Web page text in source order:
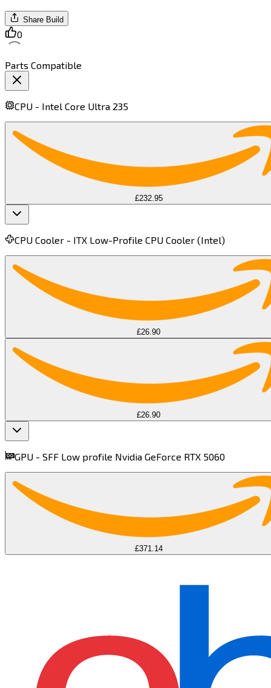
Share Build
0
Parts Compatible
CPU - Intel Core Ultra 235​​​​‌ ‍ ​‍​‍‌‍ ‌ ​‍‌‍‍‌‌‍‌ ‌‍‍‌‌‍ ‍​‍​‍​ ‍‍​‍​‍‌ ​ ‌‍​‌‌‍ ‍‌‍‍‌‌ ‌​‌ ‍‌​‍ ‍‌‍‍‌‌‍ ​‍​‍​‍ ​​‍​‍‌‍‍​‌ ​‍‌‍‌‌‌‍‌‍​‍​‍​ ‍‍​‍​‍​‍ ‌‍​‌‌‍‌​‌‍ ‌‌‍‍‌‌‍ ‍​‍ ‌‍‍‌‌‍ ‍‌ ‌​‌‍‌‌‌‍ ‍‌ ‌​​‍ ‌‍‌‌‌‍‌​‌‍‍‌‌ ‌​​‍ ‌‍ ‌‌‍ ‌‍‌​‌‍‌‌​ ‌‌ ​​‌ ​‍‌‍‌‌‌ ​ ‌‍‌‌‌‍ ‍‌ ‌​‌‍​‌‌ ‌​‌‍‍‌‌‍ ‌‍ ‍​ ‍ ‌‍‍‌‌‍‌​​ ‌‌‍​ ‌‍‌‌‌‍‌‌​ ​‌​ ​​‌‍​‍​ ​​‌‍​‍​‍ ‌‌‍‌‍​ ‌‍‌‍​‌​ ​ ​‍ ‌​ ‌​‌‍‌‌​ ​‍​ ‌‍​‍ ‌​ ‍‌​ ​‌​ ‌ ‌‍​ ​‍ ‌‌‍​ ‌‍​‍‌‍‌‍‌‍​‍‌‍‌‌‌‍‌‍‌‍​ ​ ​​‌‍​‌​ ​‍‌‍​ ​ ‌ ​ ‍ ‌ ‌​‌ ‍‌‌ ​​‌‍‌‌​ ‌‌‍​ ‌ ​​‌ ‌‌​ ‍ ‌ ​​‌‍​‌‌ ‌​‌‍‍​​ ‌‌‍ ‍‌‍​‌‌‍ ‌‌‍‌‌​ ‌‍​‍‌‍​‌‌ ​ ‌‍‌‌‌‌‌‌‌ ​‍‌‍ ​​ ‌​‍‌‌​ ​‍‌​‌‍‌‍​‌‌‍‌​‌‍ ‌‌‍‍‌‌‍ ‍​‍‌‍‌‍‍‌‌‍‌​​ ‌‌‍​ ‌‍‌‌‌‍‌‌​ ​‌​ ​​‌‍​‍​ ​​‌‍​‍​‍ ‌‌‍‌‍​ ‌‍‌‍​‌​ ​ ​‍ ‌​ ‌​‌‍‌‌​ ​‍​ ‌‍​‍ ‌​ ‍‌​ ​‌​ ‌ ‌‍​ ​‍ ‌‌‍​ ‌‍​‍‌‍‌‍‌‍​‍‌‍‌‌‌‍‌‍‌‍​ ​ ​​‌‍​‌​ ​‍‌‍​ ​ ‌ ​‍‌‍‌ ‌​‌ ‍‌‌ ​​‌‍‌‌​ ‌‌‍​ ‌ ​​‌ ‌‌​‍‌‍‌ ​​‌‍​‌‌ ‌​‌‍‍​​ ‌‌‍ ‍‌‍​‌‌‍ ‌‌‍‌‌​‍‌‍‌ ​​‌‍‌‌‌ ​‍‌ ​ ‌ ​​‌‍‌‌‌‍​ ‌ ‌​‌‍‍‌‌ ‌‍‌‍‌‌​ ‌‌ ​​‌ ‌‌‌‍​‍‌‍ ​‌‍‍‌‌ ​ ‌‍‍​‌‍‌‌‌‍‌​​‍​‍‌ ‌
£232.95
find more on cpus.gg
£232.95
CPU Cooler - ITX Low-Profile CPU Cooler (Intel)​​​​‌ ‍ ​‍​‍‌‍ ‌ ​‍‌‍‍‌‌‍‌ ‌‍‍‌‌‍ ‍​‍​‍​ ‍‍​‍​‍‌ ​ ‌‍​‌‌‍ ‍‌‍‍‌‌ ‌​‌ ‍‌​‍ ‍‌‍‍‌‌‍ ​‍​‍​‍ ​​‍​‍‌‍‍​‌ ​‍‌‍‌‌‌‍‌‍​‍​‍​ ‍‍​‍​‍​‍ ‌‍​‌‌‍‌​‌‍ ‌‌‍‍‌‌‍ ‍​‍ ‌‍‍‌‌‍ ‍‌ ‌​‌‍‌‌‌‍ ‍‌ ‌​​‍ ‌‍‌‌‌‍‌​‌‍‍‌‌ ‌​​‍ ‌‍ ‌‌‍ ‌‍‌​‌‍‌‌​ ‌‌ ​​‌ ​‍‌‍‌‌‌ ​ ‌‍‌‌‌‍ ‍‌ ‌​‌‍​‌‌ ‌​‌‍‍‌‌‍ ‌‍ ‍​ ‍ ‌‍‍‌‌‍‌​​ ‌​ ​ ‌‍‌‍​ ​‍​ ‍​​ ‌​​ ‌​‌‍‌​‌‍‌‌​‍ ‌​ ‌‌​ ‌ ‌‍‌‌​ ‌​​‍ ‌​ ‌​​ ‍‌​ ​‌‌‍‌‍​‍ ‌‌‍​‌​ ​​​ ​‌‌‍‌‌​‍ ‌​ ‌‌‌‍​ ​ ​‍‌‍‌‍‌‍‌​‌‍​‍​ ​‍​ ​ ​ ‌‍​ ​​​ ​ ​ ‌​​ ‍ ‌ ‌​‌ ‍‌‌ ​​‌‍‌‌​ ‌‌‍​ ‌ ​​‌ ‌‌‌‍​ ‌‍ ‌‍ ‌‍ ​‌‍‌‌‌ ​‍​ ‍ ‌ ​​‌‍​‌‌ ‌​‌‍‍​​ ‌‌‍ ‍‌‍​‌‌‍ ‌‌‍‌‌​ ‌‍​‍‌‍​‌‌ ​ ‌‍‌‌‌‌‌‌‌ ​‍‌‍ ​​ ‌​‍‌‌​ ​‍‌​‌‍‌‍​‌‌‍‌​‌‍ ‌‌‍‍‌‌‍ ‍​‍‌‍‌‍‍‌‌‍‌​​ ‌​ ​ ‌‍‌‍​ ​‍​ ‍​​ ‌​​ ‌​‌‍‌​‌‍‌‌​‍ ‌​ ‌‌​ ‌ ‌‍‌‌​ ‌​​‍ ‌​ ‌​​ ‍‌​ ​‌‌‍‌‍​‍ ‌‌‍​‌​ ​​​ ​‌‌‍‌‌​‍ ‌​ ‌‌‌‍​ ​ ​‍‌‍‌‍‌‍‌​‌‍​‍​ ​‍​ ​ ​ ‌‍​ ​​​ ​ ​ ‌​​‍‌‍‌ ‌​‌ ‍‌‌ ​​‌‍‌‌​ ‌‌‍​ ‌ ​​‌ ‌‌‌‍​ ‌‍ ‌‍ ‌‍ ​‌‍‌‌‌ ​‍​‍‌‍‌ ​​‌‍​‌‌ ‌​‌‍‍​​ ‌‌‍ ‍‌‍​‌‌‍ ‌‌‍‌‌​‍‌‍‌ ​​‌‍‌‌‌ ​‍‌ ​ ‌ ​​‌‍‌‌‌‍​ ‌ ‌​‌‍‍‌‌ ‌‍‌‍‌‌​ ‌‌ ​​‌ ‌‌‌‍​‍‌‍ ​‌‍‍‌‌ ​ ‌‍‍​‌‍‌‌‌‍‌​​‍​‍‌ ‌
£26.90
£26.90
GPU - SFF Low profile Nvidia GeForce RTX 5060​​​​‌ ‍ ​‍​‍‌‍ ‌ ​‍‌‍‍‌‌‍‌ ‌‍‍‌‌‍ ‍​‍​‍​ ‍‍​‍​‍‌ ​ ‌‍​‌‌‍ ‍‌‍‍‌‌ ‌​‌ ‍‌​‍ ‍‌‍‍‌‌‍ ​‍​‍​‍ ​​‍​‍‌‍‍​‌ ​‍‌‍‌‌‌‍‌‍​‍​‍​ ‍‍​‍​‍​‍ ‌‍​‌‌‍‌​‌‍ ‌‌‍‍‌‌‍ ‍​‍ ‌‍‍‌‌‍ ‍‌ ‌​‌‍‌‌‌‍ ‍‌ ‌​​‍ ‌‍‌‌‌‍‌​‌‍‍‌‌ ‌​​‍ ‌‍ ‌‌‍ ‌‍‌​‌‍‌‌​ ‌‌ ​​‌ ​‍‌‍‌‌‌ ​ ‌‍‌‌‌‍ ‍‌ ‌​‌‍​‌‌ ‌​‌‍‍‌‌‍ ‌‍ ‍​ ‍ ‌‍‍‌‌‍‌​​ ‌​ ‌ ‌‍‌‌‌‍​‌​ ​ ‌‍‌‌‌‍‌​​ ‍​‌‍‌​​‍ ‌‌‍​‌‌‍​‍​ ‌ ​ ‌‌​‍ ‌​ ‌​​ ​ ‌‍​‌​ ‌ ​‍ ‌‌‍​‍‌‍‌‌​ ‌ ​ ‌​​‍ ‌​ ​ ‌‍​‍​ ‌ ‌‍‌‍​ ‍‌‌‍​ ​ ‌​‌‍‌‌​ ​‍​ ‍​​ ​‍​ ‌​​ ‍ ‌ ‌​‌ ‍‌‌ ​​‌‍‌‌​ ‌‌‍‌ ‌ ​​‌ ‌‌​ ‍ ‌ ​​‌‍​‌‌ ‌​‌‍‍​​ ‌‌‍ ‍‌‍​‌‌‍ ‌‌‍‌‌​ ‌‍​‍‌‍​‌‌ ​ ‌‍‌‌‌‌‌‌‌ ​‍‌‍ ​​ ‌​‍‌‌​ ​‍‌​‌‍‌‍​‌‌‍‌​‌‍ ‌‌‍‍‌‌‍ ‍​‍‌‍‌‍‍‌‌‍‌​​ ‌​ ‌ ‌‍‌‌‌‍​‌​ ​ ‌‍‌‌‌‍‌​​ ‍​‌‍‌​​‍ ‌‌‍​‌‌‍​‍​ ‌ ​ ‌‌​‍ ‌​ ‌​​ ​ ‌‍​‌​ ‌ ​‍ ‌‌‍​‍‌‍‌‌​ ‌ ​ ‌​​‍ ‌​ ​ ‌‍​‍​ ‌ ‌‍‌‍​ ‍‌‌‍​ ​ ‌​‌‍‌‌​ ​‍​ ‍​​ ​‍​ ‌​​‍‌‍‌ ‌​‌ ‍‌‌ ​​‌‍‌‌​ ‌‌‍‌ ‌ ​​‌ ‌‌​‍‌‍‌ ​​‌‍​‌‌ ‌​‌‍‍​​ ‌‌‍ ‍‌‍​‌‌‍ ‌‌‍‌‌​‍‌‍‌ ​​‌‍‌‌‌ ​‍‌ ​ ‌ ​​‌‍‌‌‌‍​ ‌ ‌​‌‍‍‌‌ ‌‍‌‍‌‌​ ‌‌ ​​‌ ‌‌‌‍​‍‌‍ ​‌‍‍‌‌ ​ ‌‍‍​‌‍‌‌‌‍‌​​‍​‍‌ ‌
£371.14